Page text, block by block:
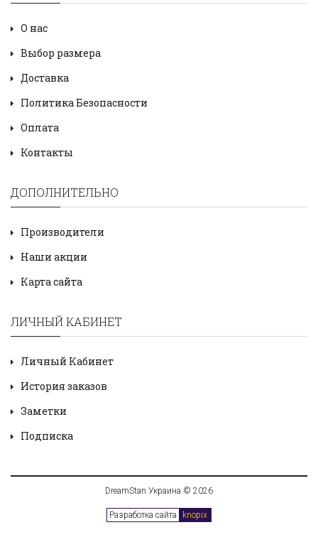
О нас
Выбор размера
Доставка
Политика Безопасности
Оплата
Контакты
ДОПОЛНИТЕЛЬНО
Производители
Наши акции
Карта сайта
ЛИЧНЫЙ КАБИНЕТ
Личный Кабинет
История заказов
Заметки
Подписка
DreamStan Украина © 2026
Разработка сайта knopix